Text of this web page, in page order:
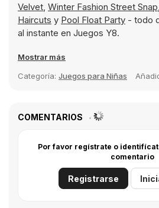
Velvet, Winter Fashion Street Snap,
Haircuts y Pool Float Party - todo
al instante en Juegos Y8.
Mostrar más
Categoría: Juegos para Niñas
COMENTARIOS
Por favor regístrate o
comentario
Registrarse